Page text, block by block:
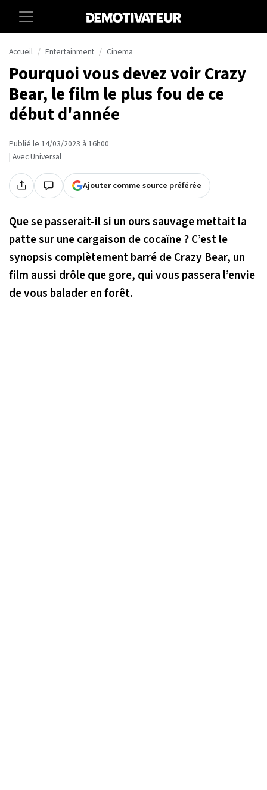
Accueil Entertainment Cinema
Pourquoi vous devez voir Crazy
Bear, le film le plus fou de ce
début d'année
Publié le 14/03/2023 à 16h00
| Avec Universal
Ajouter comme source préférée
Que se passerait-il si un ours sauvage mettait la
patte sur une cargaison de cocaïne ? C’est le
synopsis complètement barré de Crazy Bear, un
film aussi drôle que gore, qui vous passera l’envie
de vous balader en forêt.